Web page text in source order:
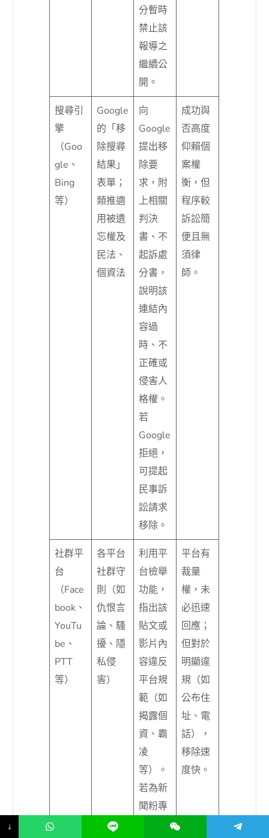
分暫時
禁止該
報導之
繼續公
開。
搜尋引
擎
（Goo
gle、
Bing
等）
Google
的「移
除搜尋
結果」
表單；
類推適
用被遺
忘權及
民法、
個資法
向
Google
提出移
除要
求，附
上相關
判決
書、不
起訴處
分書，
說明該
連結內
容過
時、不
正確或
侵害人
格權。
若
Google
拒絕，
可提起
民事訴
訟請求
移除。
成功與
否高度
仰賴個
案權
衡，但
程序較
訴訟簡
便且無
須律
師。
社群平
台
（Face
book、
YouTu
be、
PTT
等）
各平台
社群守
則（如
仇恨言
論、騷
擾、隱
私侵
害）
利用平
台檢舉
功能，
指出該
貼文或
影片內
容違反
平台規
範（如
揭露個
資、霸
凌
等）。
若為新
聞粉專
平台有
裁量
權，未
必迅速
回應；
但對於
明顯違
規（如
公布住
址、電
話），
移除速
度快。
↓